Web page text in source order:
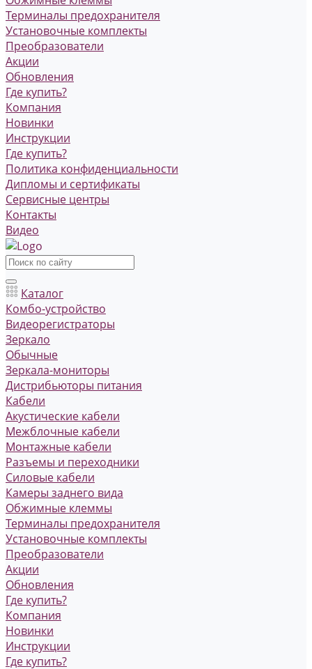
Терминалы предохранителя
Установочные комплекты
Преобразователи
Акции
Обновления
Где купить?
Компания
Новинки
Инструкции
Где купить?
Политика конфиденциальности
Дипломы и сертификаты
Сервисные центры
Контакты
Видео
Каталог
Комбо-устройство
Видеорегистраторы
Зеркало
Обычные
Зеркала-мониторы
Дистрибьюторы питания
Кабели
Акустические кабели
Межблочные кабели
Монтажные кабели
Разъемы и переходники
Силовые кабели
Камеры заднего вида
Обжимные клеммы
Терминалы предохранителя
Установочные комплекты
Преобразователи
Акции
Обновления
Где купить?
Компания
Новинки
Инструкции
Где купить?